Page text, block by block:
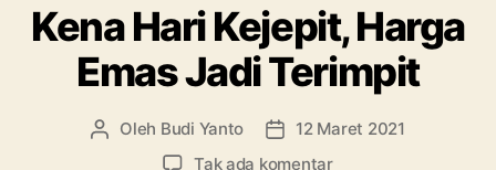
Kena Hari Kejepit, Harga
Emas Jadi Terimpit
Penulis
Oleh Budi Yanto
Tanggal
12 Maret 2021
Tak ada komentarpada